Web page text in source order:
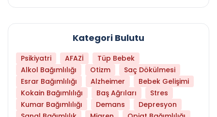
Kategori Bulutu
Psikiyatri AFAZİ
Tüp Bebek
Alkol Bağımlılığı
Otizm
Saç Dökülmesi
Esrar Bağımlılığı
Alzheimer
Bebek Gelişimi
Kokain Bağımlılığı
Baş Ağrıları
Stres
Kumar Bağımlılığı
Demans
Depresyon